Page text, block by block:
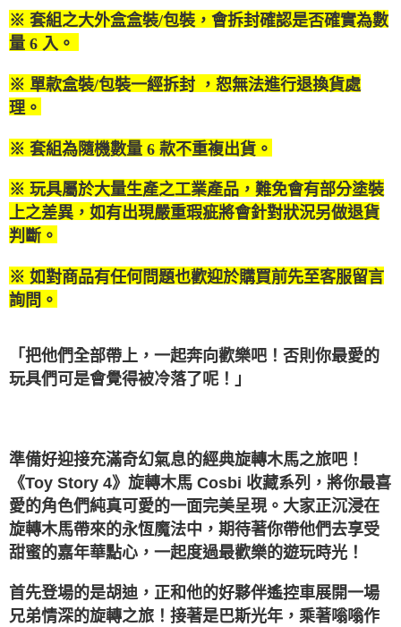
3.實際核准額度、可分期數及費用金額請依後續交易確認頁面所載為準。
4.訂單成立30分鐘內，如未前往確認交易或遇審核未通過，訂單將自動取
消。如遇「轉專審核」未通過狀況，表示未達大哥付你分期系統評分，恕無
【繳款方式說明】
1.分期款項不併入電信帳單，「大哥付你分期」於每月結算日後寄送繳費提
醒簡訊。
帳／街口支付／iPASS MONEY」等通路繳費。
【注意事項】
1.本服務係由「台灣大哥大股份有限公司」（以下簡稱本公司）所提供，讓
用戶於交易時，得透過本服務購買商品或服務，並由商店將買賣／分期付款
買賣價金債權讓與本公司後，依約使用本公司帳單繳交帳款。
2.基於同意付款使用「大哥付你分期」之契約關係目的，商店將以您的個人
由本公司與您本人進行分期帳單所需資料之確認、核對及更正。
3.完整用戶服務條款，請詳閱以下連結：
AFTEE先享後付是「在收到商品之後才付款」的支付方式。 讓您購物簡單
便利好安心！
１．簡單：不需註冊會員、不需綁卡、不需儲值。
３．安心：先確認商品／服務後，再付款。
【「AFTEE先享後付」結帳流程】
結帳頁面，進行簡訊認證並確認金額後，即可完成結帳。
２．訂單成立數日內，您將收到繳費通知簡訊。
ATM／網路銀行／等多元方式進行付款，方視為交易完成。
※ 請注意：結帳手續完成當下不需立刻繳費，但若您需要取消訂單，請聯絡
購買商品的店家。未經商家同意取消之訂單仍視為有效，需透過AFTEE先享
後付繳納相關費用。
是否繳費成功／繳費後需取消欲退款等相關疑問，請聯繫「AFTEE先享後付
客戶支援中心」https://netprotections.freshdesk.com/support/home
易，需依本服務之必要範圍內提供個人資料，並將交易相關給付款項請求債
權轉讓予恩沛科技股份有限公司。
２．關於個人資料處理事宜，請瀏覽以下網址：
４．使用「AFTEE先享後付」時，將依據個別帳號之用戶狀況，依本公司即
時審查核予不同之上限額度；若仍有額度不足之情形，本公司將視審查結果
請求用戶進行身份認證。
５．嚴禁一人註冊多個帳號或使用他人資訊註冊。若發現惡意使用之情形，
恩沛科技股份有限公司將有權停止該用戶之使用額度並採取法律行動。
ATM付款
運送方式
宅配
每筆NT$120，滿NT$1,200(含以上)免運費
宅配-離島
※ 套組之大外盒盒裝/包裝，會拆封確認是否確實為數
量 6 入。
※ 單款盒裝/包裝一經拆封 ，恕無法進行退換貨處
理。
※ 套組為隨機數量 6 款不重複出貨。
※ 玩具屬於大量生產之工業產品，難免會有部分塗裝
上之差異，如有出現嚴重瑕疵將會針對狀況另做退貨
判斷。
※ 如對商品有任何問題也歡迎於購買前先至客服留言
詢問。
「把他們全部帶上，一起奔向歡樂吧！否則你最愛的
玩具們可是會覺得被冷落了呢！」
準備好迎接充滿奇幻氣息的經典旋轉木馬之旅吧！
《Toy Story 4》旋轉木馬 Cosbi 收藏系列，將你最喜
愛的角色們純真可愛的一面完美呈現。大家正沉浸在
旋轉木馬帶來的永恆魔法中，期待著你帶他們去享受
甜蜜的嘉年華點心，一起度過最歡樂的遊玩時光！
首先登場的是胡迪，正和他的好夥伴遙控車展開一場
兄弟情深的旋轉之旅！接著是巴斯光年，乘著嗡嗡作